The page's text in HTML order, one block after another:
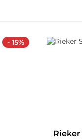
- 15%